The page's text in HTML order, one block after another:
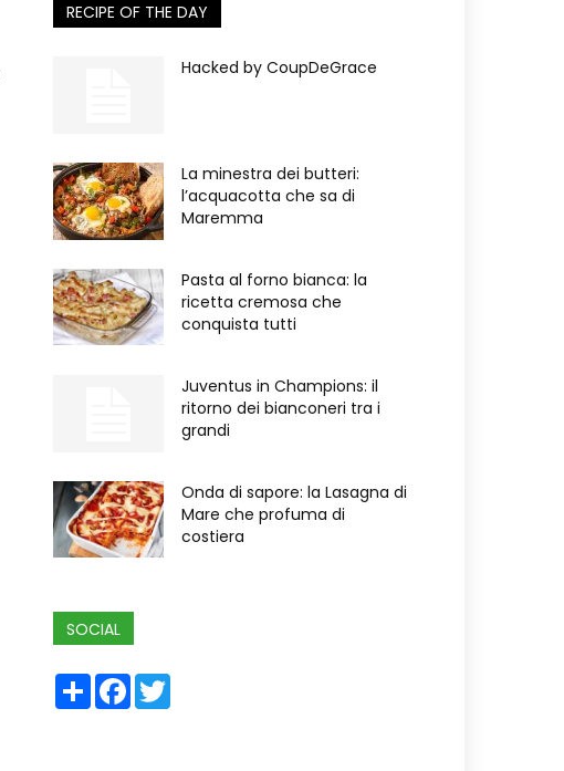
RECIPE OF THE DAY
Hacked by CoupDeGrace
La minestra dei butteri:
l’acquacotta che sa di
Maremma
Pasta al forno bianca: la
ricetta cremosa che
conquista tutti
Juventus in Champions: il
ritorno dei bianconeri tra i
grandi
Onda di sapore: la Lasagna di
Mare che profuma di
costiera
SOCIAL
ShareFacebook